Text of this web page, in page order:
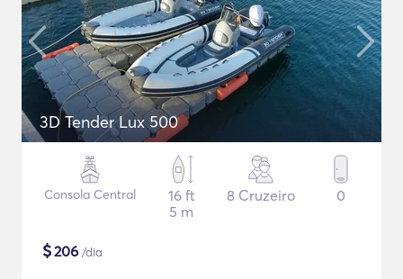
3D Tender Lux 500
Consola Central
16 ft
5 m
8 Cruzeiro 0
$206 /dia